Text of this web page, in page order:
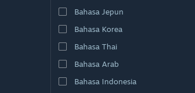
Bahasa Jepun
Bahasa Korea
Bahasa Thai
Bahasa Arab
Bahasa Indonesia